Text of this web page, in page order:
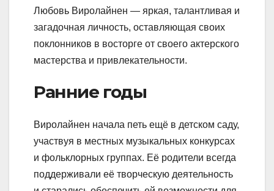
Любовь Виролайнен — яркая, талантливая и
загадочная личность, оставляющая своих
поклонников в восторге от своего актерского
мастерства и привлекательности.
Ранние годы
Виролайнен начала петь ещё в детском саду,
участвуя в местных музыкальных конкурсах
и фольклорных группах. Её родители всегда
поддерживали её творческую деятельность